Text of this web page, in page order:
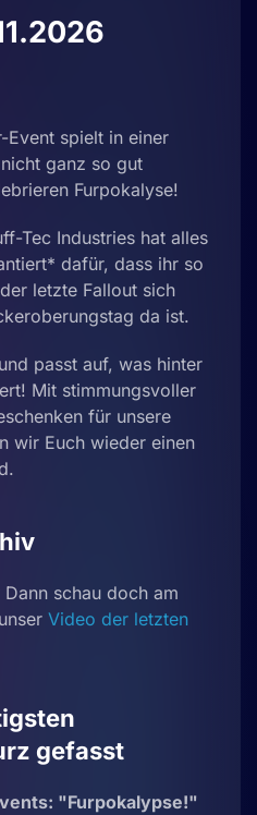
Event spielt in einer
ganz so gut
Furpokalyse!
Tec Industries hat alles
dafür, dass ihr so
letzte Fallout sich
da ist.
passt auf, was hinter
Mit stimmungsvoller
für unsere
wir Euch wieder einen
schau doch am
Video der letzten
gefasst
"Furpokalypse!"